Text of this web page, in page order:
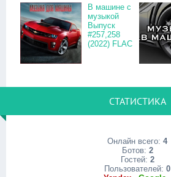
В машине с
музыкой
Выпуск
#257,258
(2022) FLAC
СТАТИСТИКА
Онлайн всего: 4
Ботов: 2
Гостей: 2
Пользователей: 0